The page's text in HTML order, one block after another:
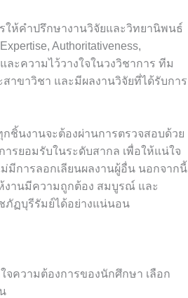
ให้คำปรึกษางานวิจัยและวิทยานิพนธ์
Authoritativeness,
ละความไว้วางใจในวงวิชาการ ทีม
าขาวิชา และมีผลงานวิจัยที่ได้รับการ
ชิ้นงานจะต้องผ่านการตรวจสอบด้วย
รยอมรับในระดับสากล เพื่อให้แน่ใจ
มีการลอกเลียนผลงานผู้อื่น นอกจากนี้
งานมีความถูกต้อง สมบูรณ์ และ
ภัฏบุรีรัมย์ได้อย่างแน่นอน
จความต้องการของนักศึกษา เลือก